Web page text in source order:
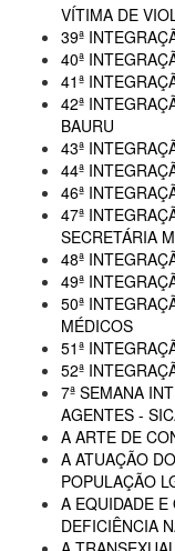
VÍTIMA DE
39ª
40ª
41ª
42ª
BAURU
43ª
44ª
46ª
47ª
SECRETÁRIA
48ª
49ª
50ª
MÉDICOS
51ª
52ª
7ª SEMANA
AGENTES -
A ARTE DE
A ATUAÇÃO
POPULAÇÃO
A EQUIDADE
DEFICIÊNCIA